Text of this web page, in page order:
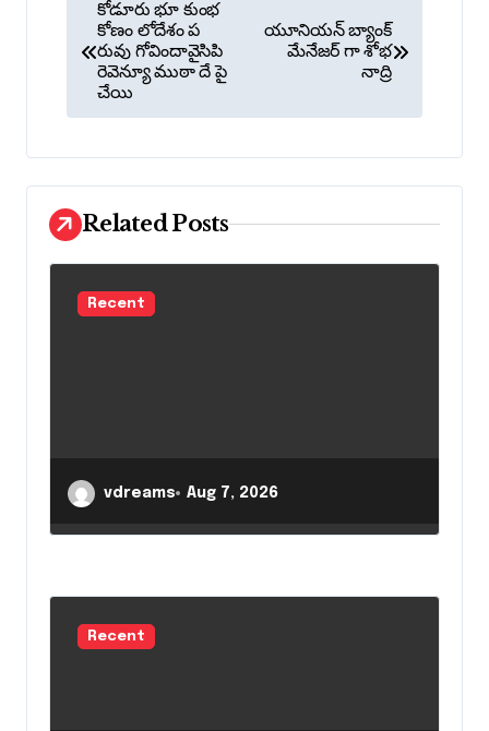
t
a
v
i
g
a
కోడూరు భూ కుంభ
కోణం లోదేశం ప
రువు గోవిందావైసిపి
రెవెన్యూ ముఠా దే పై
చేయి
యూనియన్ బ్యాంక్
మేనేజర్ గా శోభ
నాద్రి
Related Posts
Recent
vdreams Aug 7, 2026
Recent